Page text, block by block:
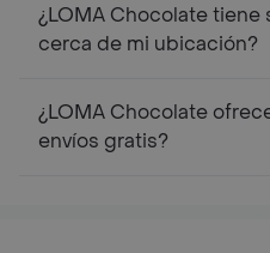
¿LOMA Chocolate
cerca de mi ubicación?
¿LOMA Chocolate
envíos gratis?